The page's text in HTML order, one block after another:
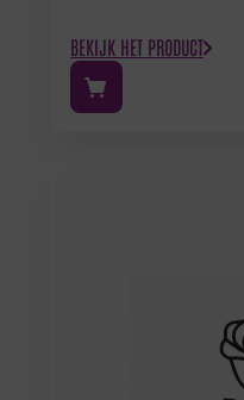
BEKIJK HET PRODUCT